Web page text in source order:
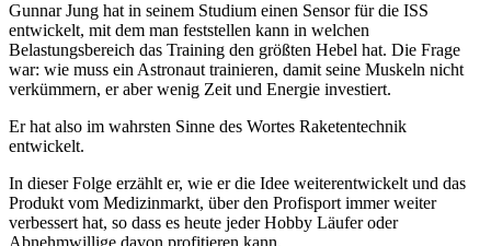
Gunnar Jung hat in seinem Studium einen Sensor für die ISS
entwickelt, mit dem man feststellen kann in welchen
Belastungsbereich das Training den größten Hebel hat. Die Frage
war: wie muss ein Astronaut trainieren, damit seine Muskeln nicht
verkümmern, er aber wenig Zeit und Energie investiert.
Er hat also im wahrsten Sinne des Wortes Raketentechnik
entwickelt.
In dieser Folge erzählt er, wie er die Idee weiterentwickelt und das
Produkt vom Medizinmarkt, über den Profisport immer weiter
verbessert hat, so dass es heute jeder Hobby Läufer oder